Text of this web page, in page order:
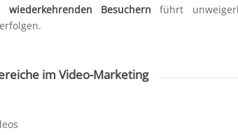
wiederkehrenden Besuchern führt
im Video-Marketing